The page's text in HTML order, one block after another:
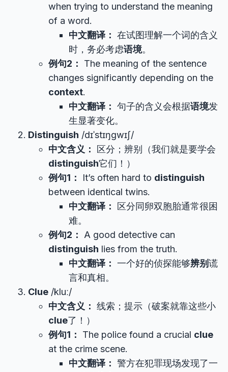
when trying to understand the meaning
of a word.
中文翻译： 在试图理解一个词的含义
时，务必考虑语境。
例句2：
The meaning of the sentence
changes significantly depending on the
context.
中文翻译： 句子的含义会根据语境发
生显著变化。
Distinguish /dɪˈstɪŋɡwɪʃ/
中文含义：
区分；辨别（我们就是要学会
distinguish它们！）
例句1：
It’s often hard to distinguish
between identical twins.
中文翻译：
区分同卵双胞胎通常很困
难。
例句2：
A good detective can
distinguish lies from the truth.
中文翻译： 一个好的侦探能够辨别谎
言和真相。
Clue /kluː/
中文含义： 线索；提示（破案就靠这些小
clue了！）
例句1：
The police found a crucial clue
at the crime scene.
中文翻译： 警方在犯罪现场发现了一